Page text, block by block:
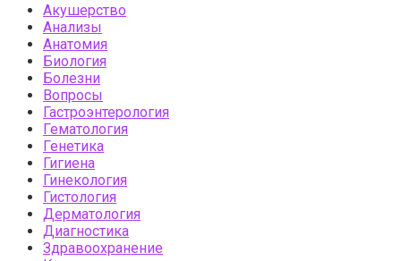
Акушерство
Анализы
Анатомия
Биология
Болезни
Вопросы
Гастроэнтерология
Гематология
Генетика
Гигиена
Гинекология
Гистология
Дерматология
Диагностика
Здравоохранение